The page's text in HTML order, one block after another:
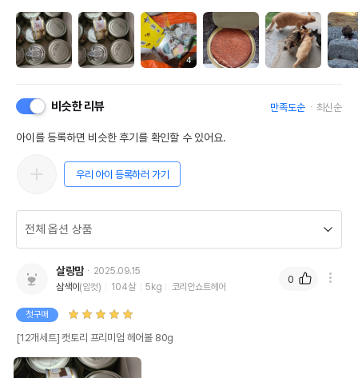
4
비슷한 리뷰 만족도순 최신순
아이를 등록하면 비슷한 후기를 확인할 수 있어요.
우리 아이 등록하러 가기
살랑맘
2025.09.15
삼색이 (암컷) 104살 5kg 코리안쇼트헤어
첫구매
[12개세트] 캣토리 프리미엄 헤어볼 80g
0